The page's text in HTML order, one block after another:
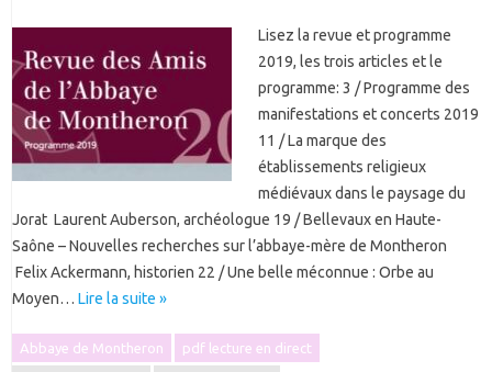
Lisez la revue et programme
2019, les trois articles et le
programme: 3 / Programme des
manifestations et concerts 2019
11 / La marque des
établissements religieux
médiévaux dans le paysage du
Jorat Laurent Auberson, archéologue 19 / Bellevaux en Haute-
Saône – Nouvelles recherches sur l’abbaye-mère de Montheron
Felix Ackermann, historien 22 / Une belle méconnue : Orbe au
Moyen… Lire la suite »
Abbaye de Montheron pdf lecture en direct